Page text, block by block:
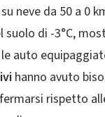
neve da 50 a 0
suolo di -3°C,
auto
hanno avuto
rispetto